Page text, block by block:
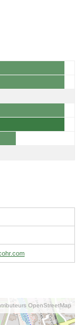
OpenStreetMap